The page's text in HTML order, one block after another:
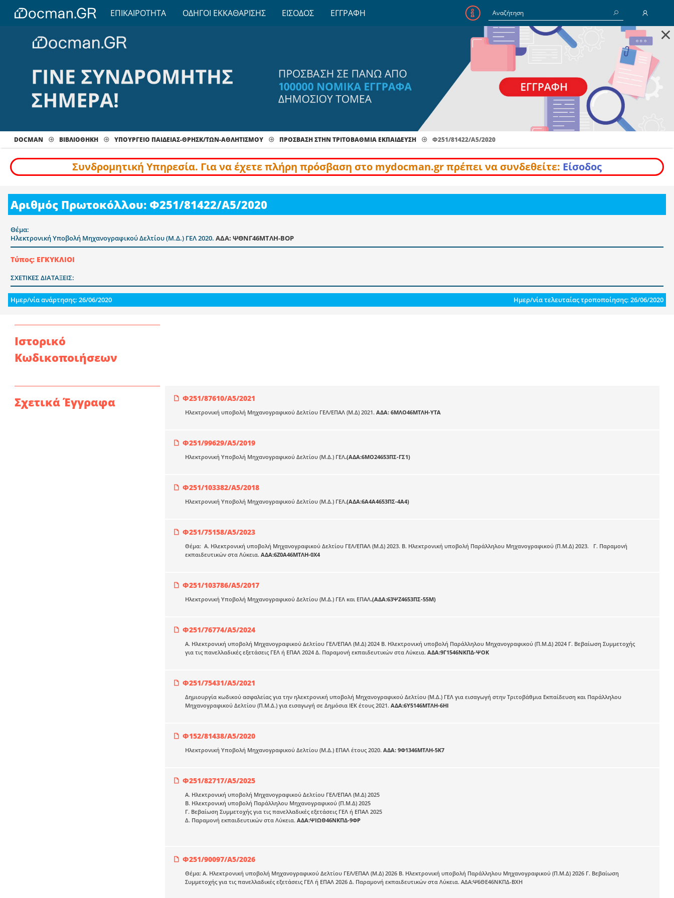
ΕΠΙΚΑΙΡΟΤΗΤΑ ΟΔΗΓΟΙ ΕΚΚΑΘΑΡΙΣΗΣ ΕΙΣΟΔΟΣ ΕΓΓΡΑΦΗ
E-Mail
Κωδικός
Να με θυμάσαι
×
DOCMAN ΒΙΒΛΙΟΘΗΚΗ ΥΠΟΥΡΓΕΙΟ ΠΑΙΔΕΙΑΣ-ΘΡΗΣΚ/ΤΩΝ-ΑΘΛΗΤΙΣΜΟΥ ΠΡΌΣΒΑΣΗ ΣΤΗΝ ΤΡΙΤΟΒΆΘΜΙΑ ΕΚΠΑΊΔΕΥΣΗ Φ251/81422/Α5/2020
Συνδρομητική Υπηρεσία. Για να έχετε πλήρη πρόσβαση στο mydocman.gr πρέπει να συνδεθείτε: Είσοδος
Αριθμός Πρωτοκόλλου: Φ251/81422/Α5/2020
Θέμα:
Ηλεκτρονική Υποβολή Μηχανογραφικού Δελτίου (Μ.Δ.) ΓΕΛ 2020. ΑΔΑ: ΨΘΝΓ46ΜΤΛΗ-ΒΟΡ
Τύπος: ΕΓΚΥΚΛΙΟΙ
ΣΧΕΤΙΚΕΣ ΔΙΑΤΑΞΕΙΣ:
Ημερ/νία ανάρτησης: 26/06/2020 Ημερ/νία τελευταίας τροποποίησης: 26/06/2020
Ιστορικό
Κωδικοποιήσεων
Σχετικά Έγγραφα Φ251/87610/Α5/2021
Ηλεκτρονική υποβολή Μηχανογραφικού Δελτίου ΓΕΛ/ΕΠΑΛ (Μ.Δ) 2021. ΑΔΑ: 6ΜΛΟ46ΜΤΛΗ-ΥΤΑ
Φ251/99629/Α5/2019
Ηλεκτρονική Υποβολή Μηχανογραφικού Δελτίου (Μ.Δ.) ΓΕΛ.(ΑΔΑ:6ΜΟ24653ΠΣ-ΓΣ1)
Φ251/103382/Α5/2018
Ηλεκτρονική Υποβολή Μηχανογραφικού Δελτίου (Μ.Δ.) ΓΕΛ.(ΑΔΑ:6Α4Α4653ΠΣ-4Α4)
Φ251/75158/Α5/2023
Θέμα: Α. Ηλεκτρονική υποβολή Μηχανογραφικού Δελτίου ΓΕΛ/ΕΠΑΛ (Μ.Δ) 2023. Β. Ηλεκτρονική υποβολή Παράλληλου Μηχανογραφικού (Π.Μ.Δ) 2023. Γ. Παραμονή
εκπαιδευτικών στα Λύκεια. ΑΔΑ:6Ζ0Α46ΜΤΛΗ-0Χ4
Φ251/103786/Α5/2017
Ηλεκτρονική Υποβολή Μηχανογραφικού Δελτίου (Μ.Δ.) ΓΕΛ και ΕΠΑΛ.(ΑΔΑ:63ΨΖ4653ΠΣ-55Μ)
Φ251/76774/Α5/2024
Α. Ηλεκτρονική υποβολή Μηχανογραφικού Δελτίου ΓΕΛ/ΕΠΑΛ (Μ.Δ) 2024 Β. Ηλεκτρονική υποβολή Παράλληλου Μηχανογραφικού (Π.Μ.Δ) 2024 Γ. Βεβαίωση Συμμετοχής
για τις πανελλαδικές εξετάσεις ΓΕΛ ή ΕΠΑΛ 2024 Δ. Παραμονή εκπαιδευτικών στα Λύκεια. ΑΔΑ:9Γ1546ΝΚΠΔ-ΨΟΚ
Φ251/75431/Α5/2021
Δημιουργία κωδικού ασφαλείας για την ηλεκτρονική υποβολή Μηχανογραφικού Δελτίου (Μ.Δ.) ΓΕΛ για εισαγωγή στην Τριτοβάθμια Εκπαίδευση και Παράλληλου
Μηχανογραφικού Δελτίου (Π.Μ.Δ.) για εισαγωγή σε Δημόσια ΙΕΚ έτους 2021. ΑΔΑ:6Υ5146ΜΤΛΗ-6ΗΙ
Φ152/81438/Α5/2020
Ηλεκτρονική Υποβολή Μηχανογραφικού Δελτίου (Μ.Δ.) ΕΠΑΛ έτους 2020. ΑΔΑ: 9Φ1346ΜΤΛΗ-5Κ7
Φ251/82717/Α5/2025
Α. Ηλεκτρονική υποβολή Μηχανογραφικού Δελτίου ΓΕΛ/ΕΠΑΛ (Μ.Δ) 2025
Β. Ηλεκτρονική υποβολή Παράλληλου Μηχανογραφικού (Π.Μ.Δ) 2025
Γ. Βεβαίωση Συμμετοχής για τις πανελλαδικές εξετάσεις ΓΕΛ ή ΕΠΑΛ 2025
Δ. Παραμονή εκπαιδευτικών στα Λύκεια. ΑΔΑ:ΨΙΩΘ46ΝΚΠΔ-9ΦΡ
Φ251/90097/Α5/2026
Θέμα: Α. Ηλεκτρονική υποβολή Μηχανογραφικού Δελτίου ΓΕΛ/ΕΠΑΛ (Μ.Δ) 2026 Β. Ηλεκτρονική υποβολή Παράλληλου Μηχανογραφικού (Π.Μ.Δ) 2026 Γ. Βεβαίωση
Συμμετοχής για τις πανελλαδικές εξετάσεις ΓΕΛ ή ΕΠΑΛ 2026 Δ. Παραμονή εκπαιδευτικών στα Λύκεια. ΑΔΑ:Ψ6ΘΕ46ΝΚΠΔ-ΒΧΗ